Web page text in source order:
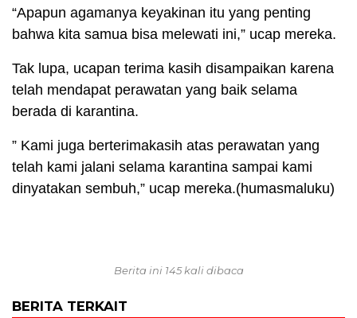
“Apapun agamanya keyakinan itu yang penting
bahwa kita samua bisa melewati ini,” ucap mereka.
Tak lupa, ucapan terima kasih disampaikan karena
telah mendapat perawatan yang baik selama
berada di karantina.
” Kami juga berterimakasih atas perawatan yang
telah kami jalani selama karantina sampai kami
dinyatakan sembuh,” ucap mereka.(humasmaluku)
Berita ini 145 kali dibaca
BERITA TERKAIT